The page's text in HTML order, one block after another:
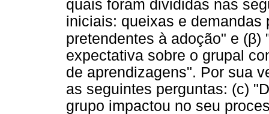
quais foram divididas nas
iniciais: queixas e demandas
pretendentes à adoção" e (β)
expectativa sobre o grupal
de aprendizagens". Por sua
as seguintes perguntas: (c)
grupo impactou no seu